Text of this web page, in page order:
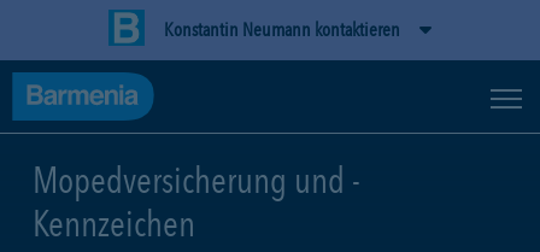
Konstantin Neumann kontaktieren
Mopedversicherung und -
Kennzeichen